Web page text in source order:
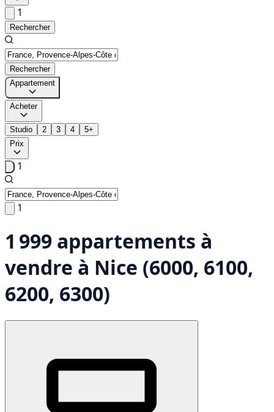
1
Rechercher
Rechercher
Appartement
Acheter
Studio 2 3 4
5+
Prix
1
1
1 999 appartements à
vendre à Nice (6000, 6100,
6200, 6300)